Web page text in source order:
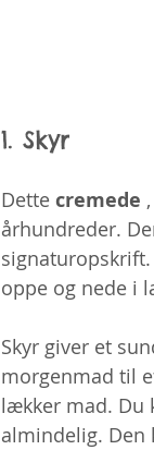
1. Skyr
Dette cremede ,
århundreder.
oppe og nede i
Skyr giver et
morgenmad til
lækker mad. Du
almindelig. Den